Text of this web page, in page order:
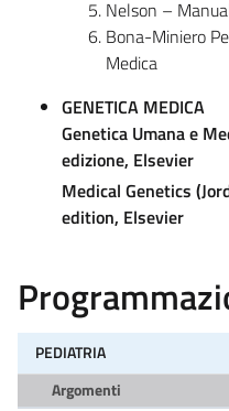
Nelson –
Bona-Miniero
Medica
GENETICA MEDICA
Genetica Umana e
edizione, Elsevier
Medical Genetics
edition, Elsevier
PEDIATRIA
Argomenti